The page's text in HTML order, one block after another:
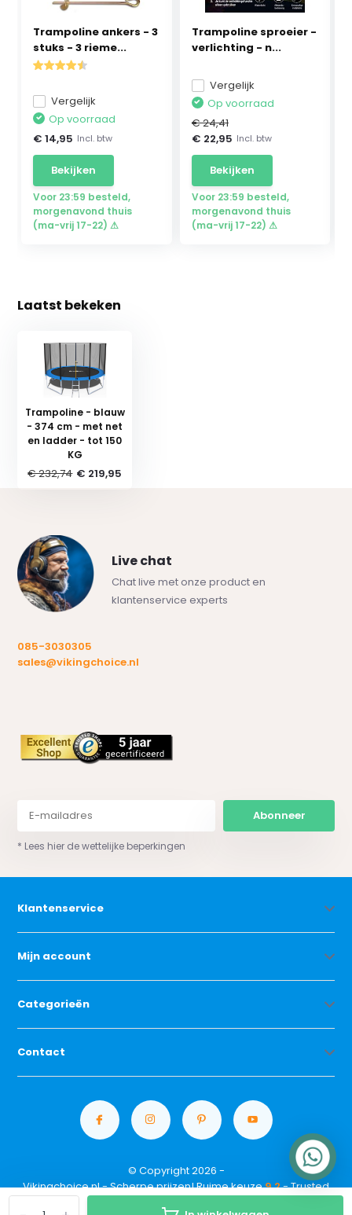
Trampoline ankers - 3
stuks - 3 rieme...
Vergelijk
Op voorraad
€ 14,95 Incl. btw
Bekijken
Voor 23:59 besteld,
morgenavond thuis
(ma-vrij 17-22) ⚠
Trampoline sproeier -
verlichting - n...
Vergelijk
Op voorraad
€ 24,41
€ 22,95 Incl. btw
Bekijken
Voor 23:59 besteld,
morgenavond thuis
(ma-vrij 17-22) ⚠
Laatst bekeken
Trampoline - blauw
- 374 cm - met net
en ladder - tot 150
KG
€ 232,74 € 219,95
Live chat
Chat live met onze product en
klantenservice experts
085-3030305
sales@vikingchoice.nl
Abonneer
* Lees hier de wettelijke beperkingen
Klantenservice
Mijn account
Categorieën
Contact
© Copyright 2026 -
Vikingchoice.nl - Scherpe prijzen! Ruime keuze9.2- Trusted